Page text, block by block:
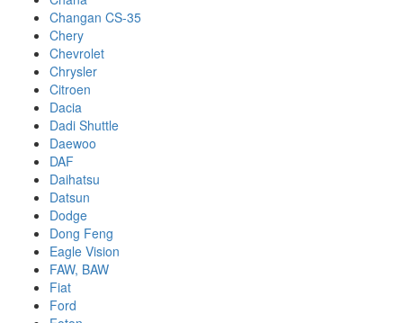
Changan CS-35
Chery
Chevrolet
Chrysler
Citroen
Dacia
Dadi Shuttle
Daewoo
DAF
Daihatsu
Datsun
Dodge
Dong Feng
Eagle Vision
FAW, BAW
Fiat
Ford